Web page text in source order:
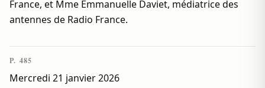
France, et Mme Emmanuelle Daviet, médiatrice des
antennes de Radio France.
P. 485
Mercredi 21 janvier 2026